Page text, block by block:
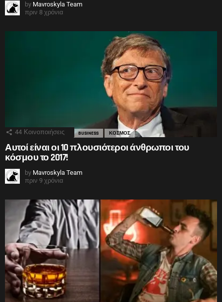
by Mavroskyla Team
πριν 8 χρόνια
44 Κοινοποιήσεις BUSINESS ΚΟΣΜΟΣ
Αυτοί είναι οι 10 πλουσιότεροι άνθρωποι του
κόσμου το 2017!
by Mavroskyla Team
πριν 9 χρόνια